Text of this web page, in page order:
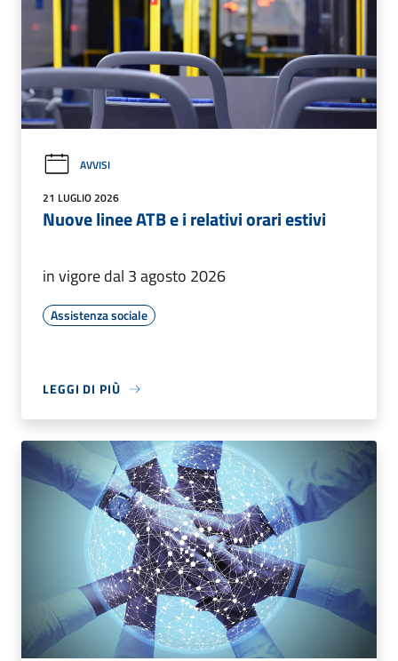
AVVISI
21 LUGLIO 2026
Nuove linee ATB e i relativi orari estivi
in vigore dal 3 agosto 2026
Assistenza sociale
LEGGI DI PIÙ